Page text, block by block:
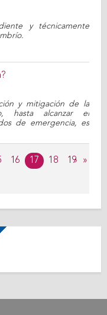
y técnicamente
y mitigación de la
hasta alcanzar el
de emergencia, es
16 17 18
19› »